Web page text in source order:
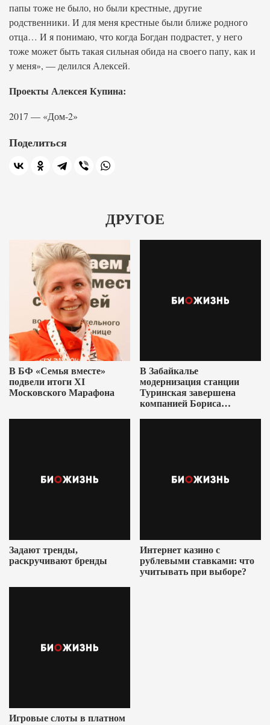
папы тоже не было, но были крестные, другие
родственники. И для меня крестные были ближе родного
отца… И я понимаю, что когда Богдан подрастет, у него
тоже может быть такая сильная обида на своего папу, как и
у меня», — делился Алексей.
Проекты Алексея Купина:
2017 — «Дом-2»
Поделиться
ДРУГОЕ
В БФ «Семья вместе»
подвели итоги XI
Московского Марафона
В Забайкалье
модернизация станции
Туринская завершена
компанией Бориса
Задают тренды,
раскручивают бренды
Интернет казино с
рублевыми ставками: что
учитывать при выборе?
Игровые слоты в платном